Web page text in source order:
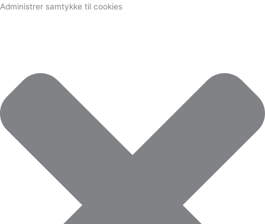
Administrer samtykke til cookies
Funktionsdygtig
Præferencer
Statistikker
Marketing